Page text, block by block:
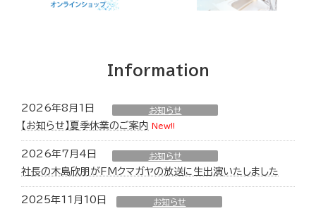
Information
2026年8月1日 お知らせ
【お知らせ】夏季休業のご案内 New!!
2026年7月4日 お知らせ
社長の木島欣朋がFMクマガヤの放送に生出演いたしました
2025年11月10日 お知らせ